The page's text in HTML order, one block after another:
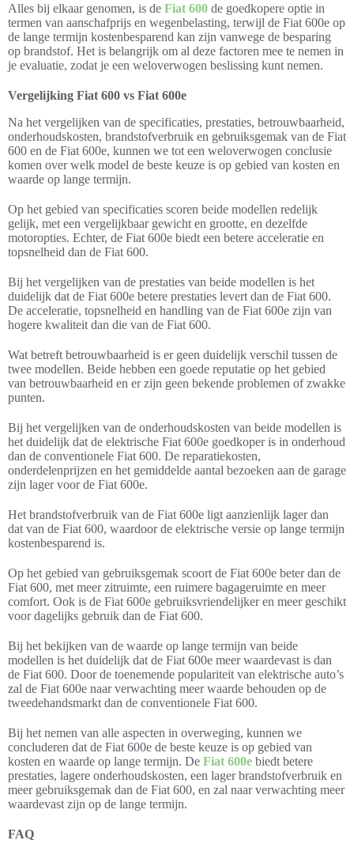
Alles bij elkaar genomen, is de Fiat 600 de goedkopere optie in
termen van aanschafprijs en wegenbelasting, terwijl de Fiat 600e op
de lange termijn kostenbesparend kan zijn vanwege de besparing
op brandstof. Het is belangrijk om al deze factoren mee te nemen in
je evaluatie, zodat je een weloverwogen beslissing kunt nemen.
Vergelijking Fiat 600 vs Fiat 600e
Na het vergelijken van de specificaties, prestaties, betrouwbaarheid,
onderhoudskosten, brandstofverbruik en gebruiksgemak van de Fiat
600 en de Fiat 600e, kunnen we tot een weloverwogen conclusie
komen over welk model de beste keuze is op gebied van kosten en
waarde op lange termijn.
Op het gebied van specificaties scoren beide modellen redelijk
gelijk, met een vergelijkbaar gewicht en grootte, en dezelfde
motoropties. Echter, de Fiat 600e biedt een betere acceleratie en
topsnelheid dan de Fiat 600.
Bij het vergelijken van de prestaties van beide modellen is het
duidelijk dat de Fiat 600e betere prestaties levert dan de Fiat 600.
De acceleratie, topsnelheid en handling van de Fiat 600e zijn van
hogere kwaliteit dan die van de Fiat 600.
Wat betreft betrouwbaarheid is er geen duidelijk verschil tussen de
twee modellen. Beide hebben een goede reputatie op het gebied
van betrouwbaarheid en er zijn geen bekende problemen of zwakke
punten.
Bij het vergelijken van de onderhoudskosten van beide modellen is
het duidelijk dat de elektrische Fiat 600e goedkoper is in onderhoud
dan de conventionele Fiat 600. De reparatiekosten,
onderdelenprijzen en het gemiddelde aantal bezoeken aan de garage
zijn lager voor de Fiat 600e.
Het brandstofverbruik van de Fiat 600e ligt aanzienlijk lager dan
dat van de Fiat 600, waardoor de elektrische versie op lange termijn
kostenbesparend is.
Op het gebied van gebruiksgemak scoort de Fiat 600e beter dan de
Fiat 600, met meer zitruimte, een ruimere bagageruimte en meer
comfort. Ook is de Fiat 600e gebruiksvriendelijker en meer geschikt
voor dagelijks gebruik dan de Fiat 600.
Bij het bekijken van de waarde op lange termijn van beide
modellen is het duidelijk dat de Fiat 600e meer waardevast is dan
de Fiat 600. Door de toenemende populariteit van elektrische auto’s
zal de Fiat 600e naar verwachting meer waarde behouden op de
tweedehandsmarkt dan de conventionele Fiat 600.
Bij het nemen van alle aspecten in overweging, kunnen we
concluderen dat de Fiat 600e de beste keuze is op gebied van
kosten en waarde op lange termijn. De Fiat 600e biedt betere
prestaties, lagere onderhoudskosten, een lager brandstofverbruik en
meer gebruiksgemak dan de Fiat 600, en zal naar verwachting meer
waardevast zijn op de lange termijn.
FAQ